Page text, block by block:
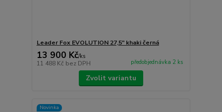
Leader Fox EVOLUTION 27,5" khaki černá
13 900 Kč/ks
11 488 Kč bez DPH předobjednávka 2 ks
Zvolit variantu
Novinka